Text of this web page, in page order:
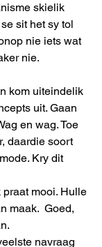
skielik
sit het sy tol
nie iets wat
nie.
kom uiteindelik
uit. Gaan
en wag. Toe
daardie soort
Kry dit
praat mooi. Hulle
maak.  Goed,
navraag